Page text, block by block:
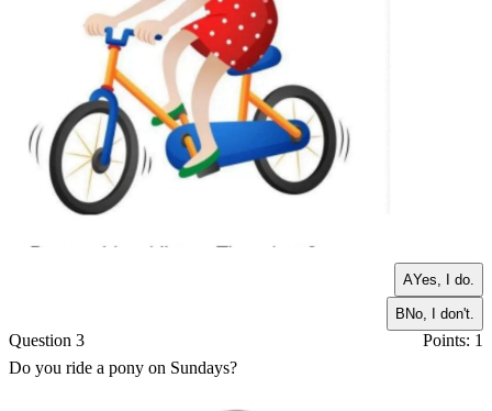
AYes, I do.
BNo, I don't.
Question 3
Points: 1
Do you ride a pony on Sundays?